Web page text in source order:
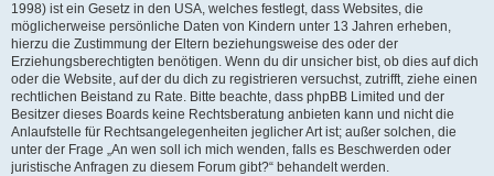
1998) ist ein Gesetz in den USA, welches festlegt, dass Websites, die
möglicherweise persönliche Daten von Kindern unter 13 Jahren erheben,
hierzu die Zustimmung der Eltern beziehungsweise des oder der
Erziehungsberechtigten benötigen. Wenn du dir unsicher bist, ob dies auf dich
oder die Website, auf der du dich zu registrieren versuchst, zutrifft, ziehe einen
rechtlichen Beistand zu Rate. Bitte beachte, dass phpBB Limited und der
Besitzer dieses Boards keine Rechtsberatung anbieten kann und nicht die
Anlaufstelle für Rechtsangelegenheiten jeglicher Art ist; außer solchen, die
unter der Frage „An wen soll ich mich wenden, falls es Beschwerden oder
juristische Anfragen zu diesem Forum gibt?“ behandelt werden.